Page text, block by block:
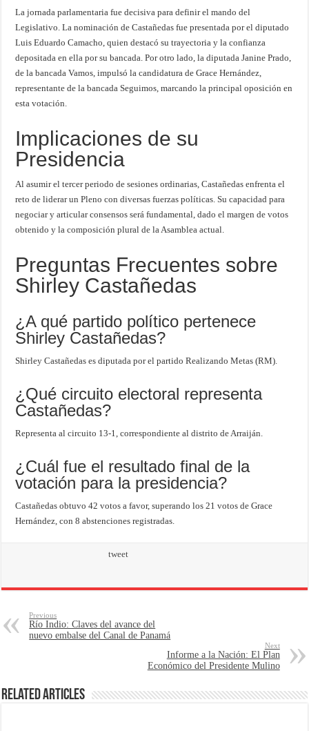
La jornada parlamentaria fue decisiva para definir el mando del
Legislativo. La nominación de Castañedas fue presentada por el diputado
Luis Eduardo Camacho, quien destacó su trayectoria y la confianza
depositada en ella por su bancada. Por otro lado, la diputada Janine Prado,
de la bancada Vamos, impulsó la candidatura de Grace Hernández,
representante de la bancada Seguimos, marcando la principal oposición en
esta votación.
Implicaciones de su
Presidencia
Al asumir el tercer periodo de sesiones ordinarias, Castañedas enfrenta el
reto de liderar un Pleno con diversas fuerzas políticas. Su capacidad para
negociar y articular consensos será fundamental, dado el margen de votos
obtenido y la composición plural de la Asamblea actual.
Preguntas Frecuentes sobre
Shirley Castañedas
¿A qué partido político pertenece
Shirley Castañedas?
Shirley Castañedas es diputada por el partido Realizando Metas (RM).
¿Qué circuito electoral representa
Castañedas?
Representa al circuito 13-1, correspondiente al distrito de Arraiján.
¿Cuál fue el resultado final de la
votación para la presidencia?
Castañedas obtuvo 42 votos a favor, superando los 21 votos de Grace
Hernández, con 8 abstenciones registradas.
tweet
Previous
Río Indio: Claves del avance del
nuevo embalse del Canal de Panamá
Next
Informe a la Nación: El Plan
Económico del Presidente Mulino
Related Articles